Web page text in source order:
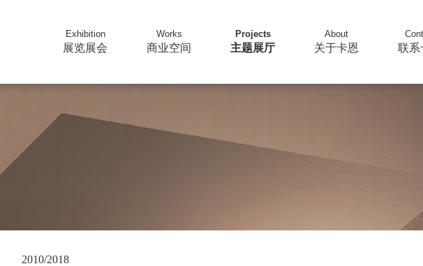
Exhibition
展览展会
Works
商业空间
Projects
主题展厅
About
关于卡恩 联系
2010/2018